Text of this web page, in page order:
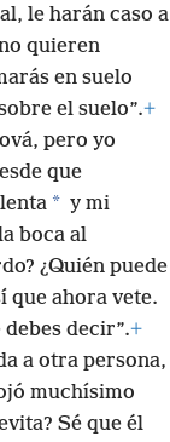
le harán caso a
quieren
en suelo
el suelo”.+
pero yo
que
* y mi
boca al
¿Quién puede
que ahora vete.
decir”.+
a otra persona,
muchísimo
Sé que él